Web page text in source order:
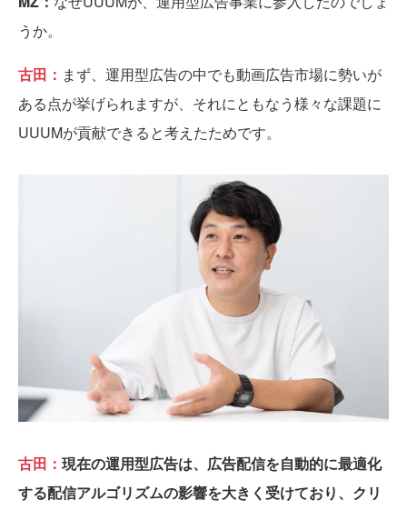
うか。
古田： まず、運用型広告の中でも動画広告市場に勢いが
ある点が挙げられますが、それにともなう様々な課題に
UUUMが貢献できると考えたためです。
古田： 現在の運用型広告は、広告配信を自動的に最適化
する配信アルゴリズムの影響を大きく受けており、クリ